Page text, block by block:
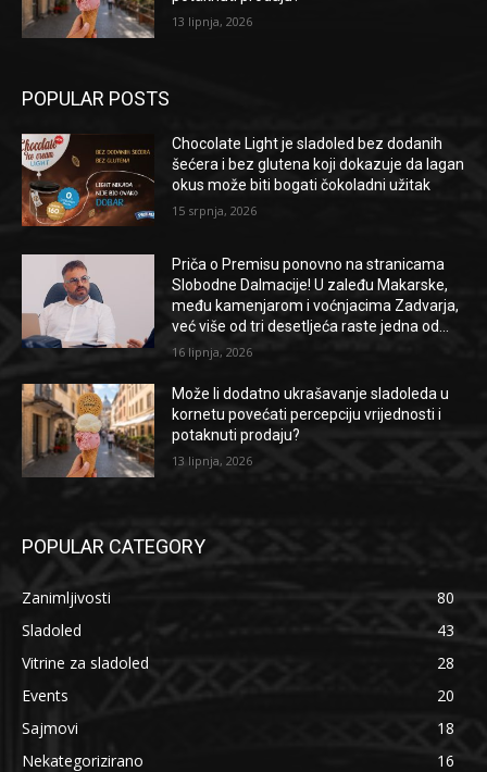
13 lipnja, 2026
POPULAR POSTS
Chocolate Light je sladoled bez dodanih
šećera i bez glutena koji dokazuje da lagan
okus može biti bogati čokoladni užitak
15 srpnja, 2026
Priča o Premisu ponovno na stranicama
Slobodne Dalmacije! U zaleđu Makarske,
među kamenjarom i voćnjacima Zadvarja,
već više od tri desetljeća raste jedna od...
16 lipnja, 2026
Može li dodatno ukrašavanje sladoleda u
kornetu povećati percepciju vrijednosti i
potaknuti prodaju?
13 lipnja, 2026
POPULAR CATEGORY
Zanimljivosti
80
Sladoled
43
Vitrine za sladoled
28
Events
20
Sajmovi
18
Nekategorizirano
16